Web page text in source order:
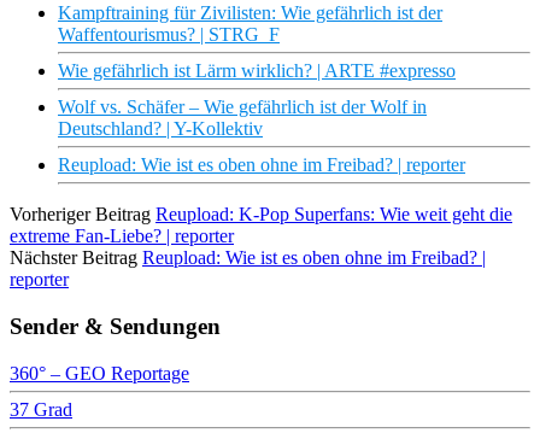
Kampftraining für Zivilisten: Wie gefährlich ist der
Waffentourismus? | STRG_F
Wie gefährlich ist Lärm wirklich? | ARTE #expresso
Wolf vs. Schäfer – Wie gefährlich ist der Wolf in
Deutschland? | Y-Kollektiv
Reupload: Wie ist es oben ohne im Freibad? | reporter
Vorheriger Beitrag Reupload: K-Pop Superfans: Wie weit geht die
extreme Fan-Liebe? | reporter
Nächster Beitrag Reupload: Wie ist es oben ohne im Freibad? |
reporter
Sender & Sendungen
360° – GEO Reportage
37 Grad